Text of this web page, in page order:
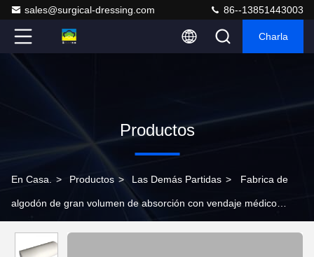
sales@surgical-dressing.com 86--13851443003
Charla
Productos
En Casa. > Productos > Las Demás Partidas > Fabrica de
algodón de gran volumen de absorción con vendaje médico